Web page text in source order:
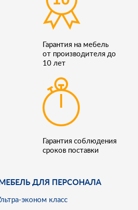
Гарантия на мебель
от производителя до
10 лет
Гарантия соблюдения
сроков поставки
ДЛЯ ПЕРСОНАЛА
эконом класс